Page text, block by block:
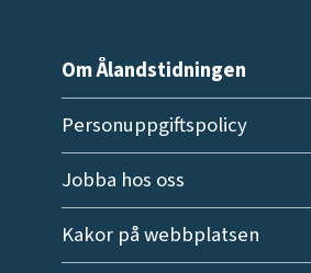
Om Ålandstidningen
Personuppgiftspolicy
Jobba hos oss
Kakor på webbplatsen